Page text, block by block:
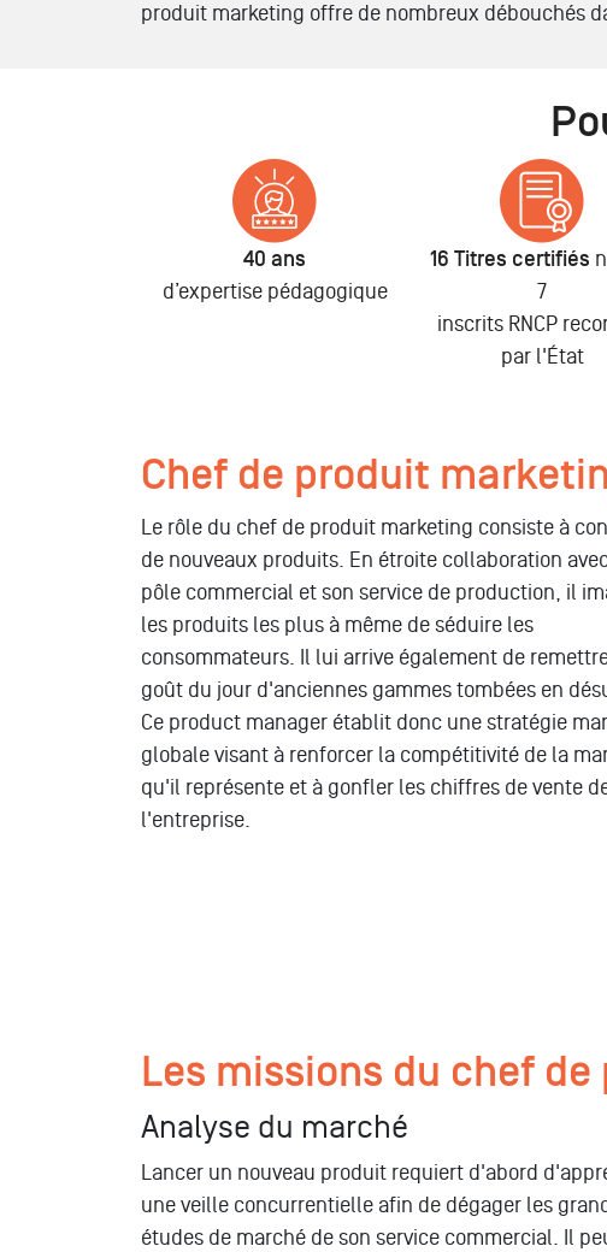
produit marketing offre de nombreux débouchés
40 ans
d’expertise pédagogique
16 Titres certifiés
7
inscrits RNCP
par l'État
Chef de produit
Le rôle du chef de produit marketing consiste à
de nouveaux produits. En étroite collaboration
pôle commercial et son service de production, il
les produits les plus à même de séduire les
consommateurs. Il lui arrive également de
goût du jour d'anciennes gammes tombées en
Ce product manager établit donc une stratégie
globale visant à renforcer la compétitivité de la
qu'il représente et à gonfler les chiffres de vente
l'entreprise.
Les missions du chef
Analyse du marché
Lancer un nouveau produit requiert d'abord
une veille concurrentielle afin de dégager les
études de marché de son service commercial. Il